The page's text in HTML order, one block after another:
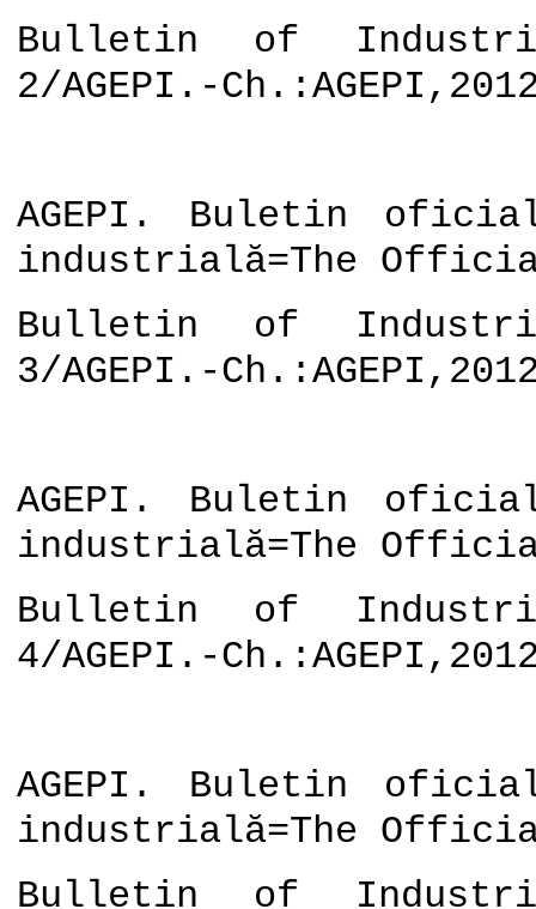
Bulletin of
2/AGEPI.-
AGEPI. Buletin
industrială=The
Bulletin of
3/AGEPI.-
AGEPI. Buletin
industrială=The
Bulletin of
4/AGEPI.-
AGEPI. Buletin
industrială=The
Bulletin of